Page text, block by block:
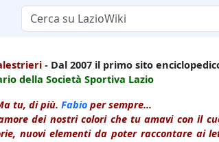
- Dal 2007 il primo sito
della Società Sportiva Lazio
tu, di più. Fabio per sempre...
dei nostri colori che tu amavi con il
nuovi elementi da poter raccontare ai